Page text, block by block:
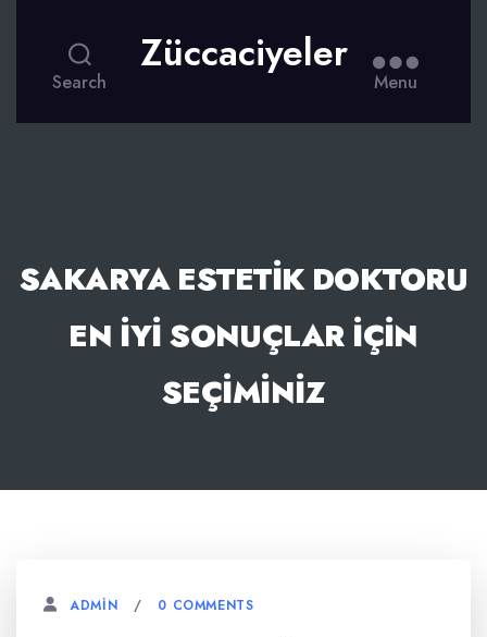
Search
Züccaciyeler
Menu
SAKARYA ESTETIK DOKTORU
EN İYI SONUÇLAR İÇIN
SEÇIMINIZ
ADMIN 0 COMMENTS